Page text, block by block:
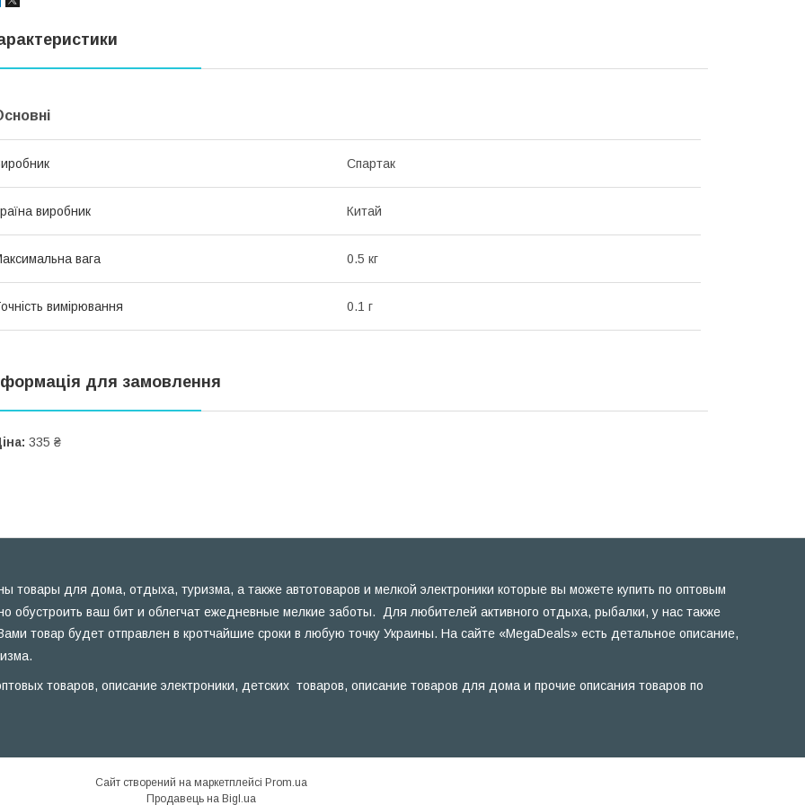
Спартак
виробник Китай
вага 0.5 кг
вимірювання 0.1 г
для замовлення
335 ₴
товары для дома, отдыха, туризма, а также автотоваров и мелкой электроники которые вы можете купить по оптовым
обустроить ваш бит и облегчат ежедневные мелкие заботы. Для любителей активного отдыха, рыбалки, у нас также
товар будет отправлен в кротчайшие сроки в любую точку Украины. На сайте «MegaDeals» есть детальное описание,
товаров, описание электроники, детских товаров, описание товаров для дома и прочие описания товаров по
Сайт створений на маркетплейсі Prom.ua
Продавець на Bigl.ua